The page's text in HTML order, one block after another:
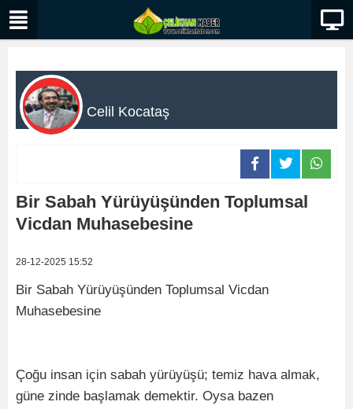
Celil Kocataş
Bir Sabah Yürüyüşünden Toplumsal
Vicdan Muhasebesine
28-12-2025 15:52
Bir Sabah Yürüyüşünden Toplumsal Vicdan
Muhasebesine
Çoğu insan için sabah yürüyüşü; temiz hava almak,
güne zinde başlamak demektir. Oysa bazen